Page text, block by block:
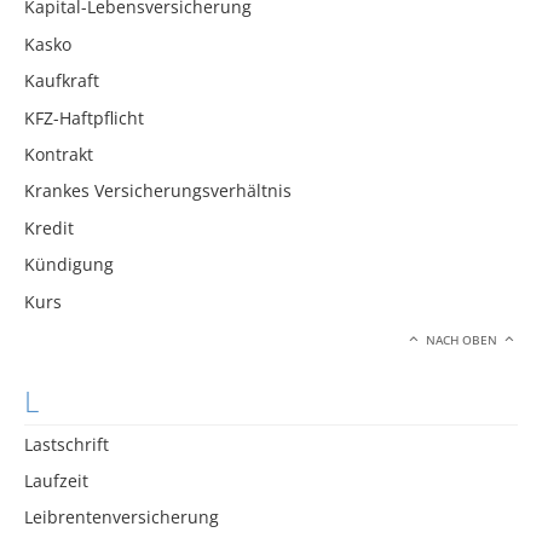
Kapital-Lebensversicherung
Kasko
Kaufkraft
KFZ-Haftpflicht
Kontrakt
Krankes Versicherungsverhältnis
Kredit
Kündigung
Kurs
NACH OBEN
L
Lastschrift
Laufzeit
Leibrentenversicherung